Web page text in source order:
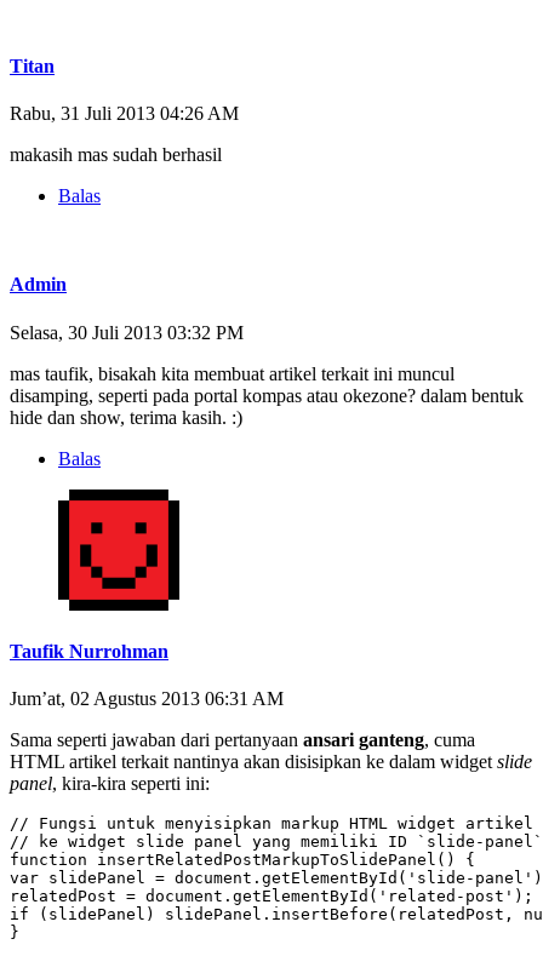
Titan
Rabu, 31 Juli 2013 04:26 AM
makasih mas sudah berhasil
Balas
Admin
Selasa, 30 Juli 2013 03:32 PM
mas taufik, bisakah kita membuat artikel terkait ini muncul
disamping, seperti pada portal kompas atau okezone? dalam bentuk
hide dan show, terima kasih. :)
Balas
Taufik Nurrohman
Jum’at, 02 Agustus 2013 06:31 AM
Sama seperti jawaban dari pertanyaan ansari ganteng, cuma
HTML artikel terkait nantinya akan disisipkan ke dalam widget slide
panel, kira-kira seperti ini:
// Fungsi untuk menyisipkan markup HTML widget
// ke widget slide panel yang memiliki ID `slide-panel`
function insertRelatedPostMarkupToSlidePanel() {
var slidePanel = document.getElementById('slide-
relatedPost = document.getElementById('related-post');
if (slidePanel) slidePanel.insertBefore(relatedPost,
}